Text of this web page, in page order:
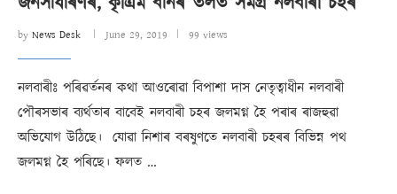
by News Desk June 29, 2019 99 views
নলবাৰীঃ পৰিৱৰ্তনৰ কথা আওৰোৱা বিপাশা দাস নেতৃত্বাধীন নলবাৰী
পৌৰসভাৰ ব্যৰ্থতাৰ বাবেই নলবাৰী চহৰ জলমগ্ন হৈ পৰাৰ ৰাজহুৱা
অভিযোগ উঠিছে। যোৱা নিশাৰ বৰষুণতে নলবাৰী চহৰৰ বিভিন্ন পথ
জলমগ্ন হৈ পৰিছে। ফলত …